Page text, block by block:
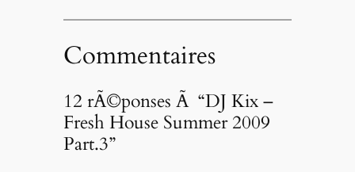
Commentaires
12 rÃ©ponses Ã “DJ Kix –
Fresh House Summer 2009
Part.3”